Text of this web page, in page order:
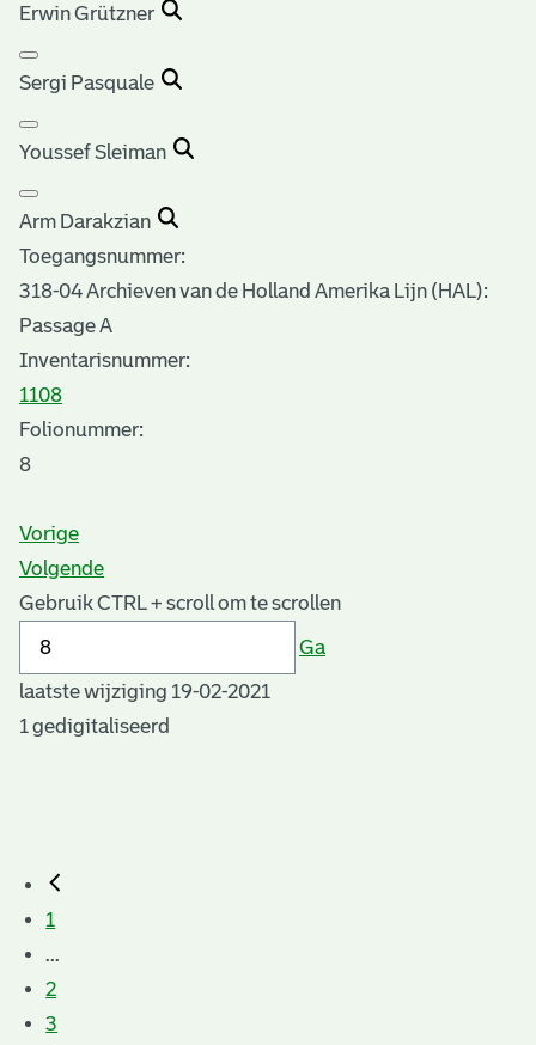
Erwin Grützner
Sergi Pasquale
Youssef Sleiman
Arm Darakzian
Toegangsnummer:
318-04 Archieven van de Holland Amerika Lijn (HAL):
Passage A
Inventarisnummer:
1108
Folionummer:
8
Vorige
Volgende
Gebruik CTRL + scroll om te scrollen
Ga
laatste wijziging 19-02-2021
1 gedigitaliseerd
1
...
2
3